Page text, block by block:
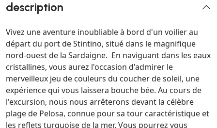
description
Vivez une aventure inoubliable à bord d'un voilier au
départ du port de Stintino, situé dans le magnifique
nord-ouest de la Sardaigne. En naviguant dans les eaux
cristallines, vous aurez l'occasion d'admirer le
merveilleux jeu de couleurs du coucher de soleil, une
expérience qui vous laissera bouche bée. Au cours de
l'excursion, nous nous arrêterons devant la célèbre
plage de Pelosa, connue pour sa tour caractéristique et
les reflets turquoise de la mer. Vous pourrez vous